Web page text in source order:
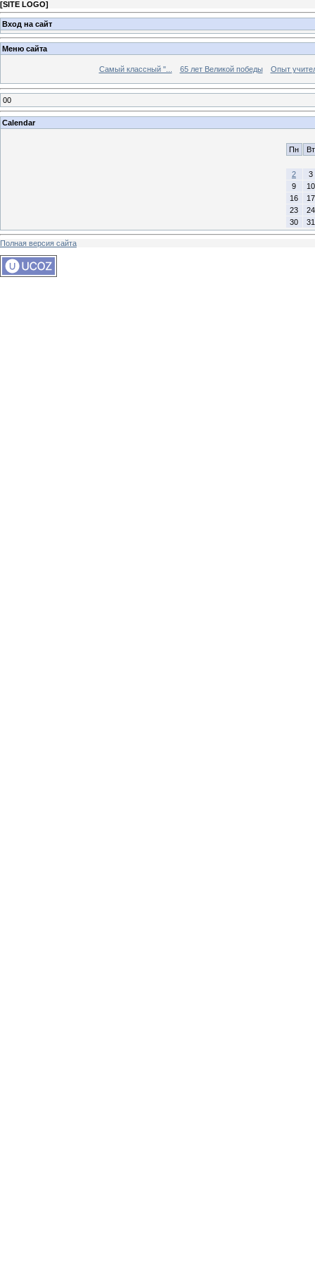
[SITE LOGO]
Вход на сайт
Меню сайта
Самый классный "... 65 лет Великой победы Опыт
00
Calendar
Пн Вт
2
3
9
10
16
17
23
24
30
31
Полная версия сайта